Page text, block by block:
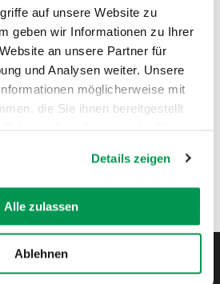
auf unsere Website zu
geben wir Informationen zu Ihrer
an unsere Partner für
und Analysen weiter. Unsere
möglicherweise mit
die Sie ihnen bereitgestellt
Details zeigen
Alle zulassen
Ablehnen